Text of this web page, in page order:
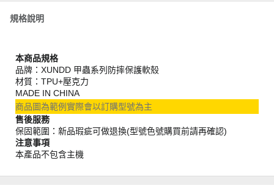
規格說明
本商品規格
品牌：XUNDD 甲蟲系列防摔保護軟殼
材質：TPU+壓克力
MADE IN CHINA
商品圖為範例實際會以訂購型號為主
售後服務
保固範圍：新品瑕疵可做退換(型號色號購買前請再確認)
注意事項
本產品不包含主機